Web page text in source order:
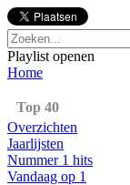
Playlist openen
Home
Top 40
Overzichten
Jaarlijsten
Nummer 1 hits
Vandaag op 1